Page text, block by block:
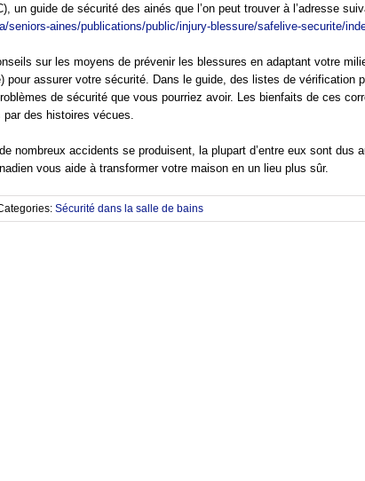
un guide de sécurité des ainés que l’on peut trouver à l’adresse
seniors-aines/publications/public/injury-blessure/safelive-securite/
sur les moyens de prévenir les blessures en adaptant votre
pour assurer votre sécurité. Dans le guide, des listes de vérification
de sécurité que vous pourriez avoir. Les bienfaits de ces
des histoires vécues.
nombreux accidents se produisent, la plupart d’entre eux sont dus
vous aide à transformer votre maison en un lieu plus sûr.
Sécurité dans la salle de bains